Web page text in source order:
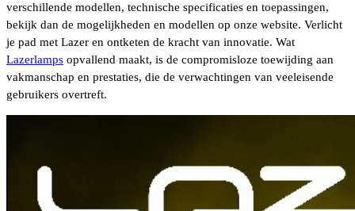
verschillende modellen, technische specificaties en toepassingen,
bekijk dan de mogelijkheden en modellen op onze website. Verlicht
je pad met Lazer en ontketen de kracht van innovatie. Wat
Lazerlamps opvallend maakt, is de compromisloze toewijding aan
vakmanschap en prestaties, die de verwachtingen van veeleisende
gebruikers overtreft.